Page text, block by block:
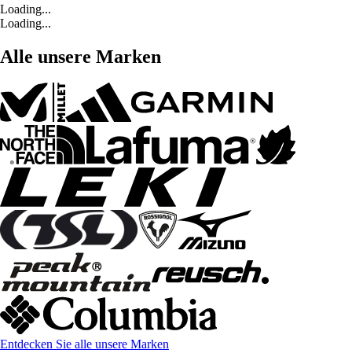
Loading...
Loading...
Alle unsere Marken
Entdecken Sie alle unsere Marken